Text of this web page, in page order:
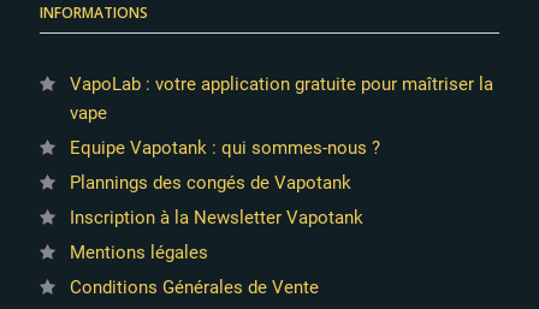
INFORMATIONS
VapoLab : votre application gratuite pour maîtriser la
vape
Equipe Vapotank : qui sommes-nous ?
Plannings des congés de Vapotank
Inscription à la Newsletter Vapotank
Mentions légales
Conditions Générales de Vente